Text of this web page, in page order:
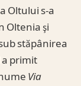
Oltului s-a
Oltenia şi
stăpânirea
primit
Via